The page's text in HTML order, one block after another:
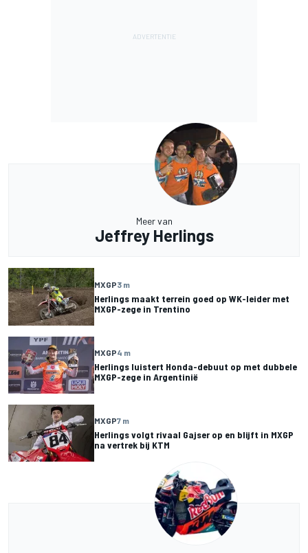
Meer van
Jeffrey Herlings
MXGP3 m
Herlings maakt terrein goed op WK-leider met
MXGP-zege in Trentino
MXGP4 m
Herlings luistert Honda-debuut op met dubbele
MXGP-zege in Argentinië
MXGP7 m
Herlings volgt rivaal Gajser op en blijft in MXGP
na vertrek bij KTM